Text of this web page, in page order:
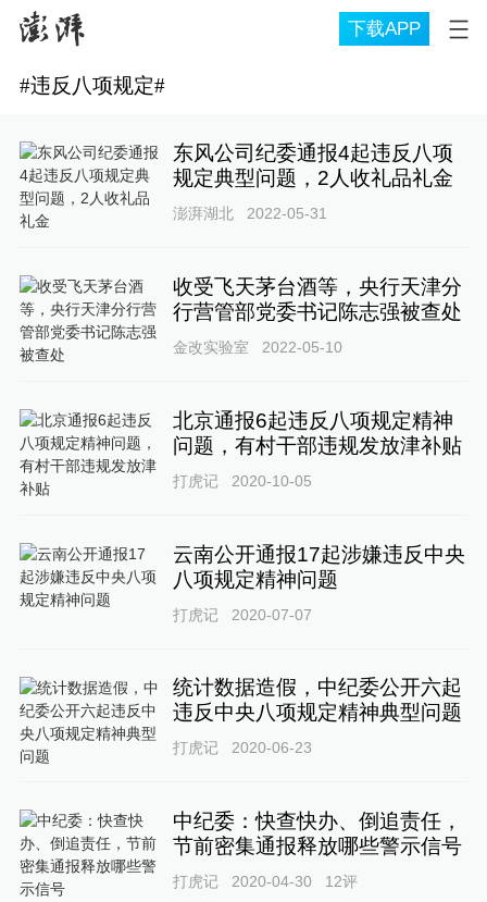
下载APP
#违反八项规定#
东风公司纪委通报4起违反八项
规定典型问题，2人收礼品礼金
澎湃湖北 2022-05-31
收受飞天茅台酒等，央行天津分
行营管部党委书记陈志强被查处
金改实验室 2022-05-10
北京通报6起违反八项规定精神
问题，有村干部违规发放津补贴
打虎记 2020-10-05
云南公开通报17起涉嫌违反中央
八项规定精神问题
打虎记 2020-07-07
统计数据造假，中纪委公开六起
违反中央八项规定精神典型问题
打虎记 2020-06-23
中纪委：快查快办、倒追责任，
节前密集通报释放哪些警示信号
打虎记 2020-04-30 12评